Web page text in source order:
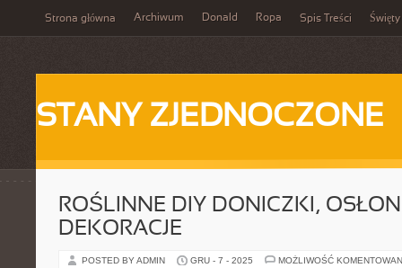
Strona główna Archiwum Donald Ropa Spis Treści Święty
STANY ZJEDNOCZONE
ROŚLINNE DIY DONICZKI,
DEKORACJE
POSTED BY ADMIN GRU - 7 - 2025 MOŻLIWOŚĆ